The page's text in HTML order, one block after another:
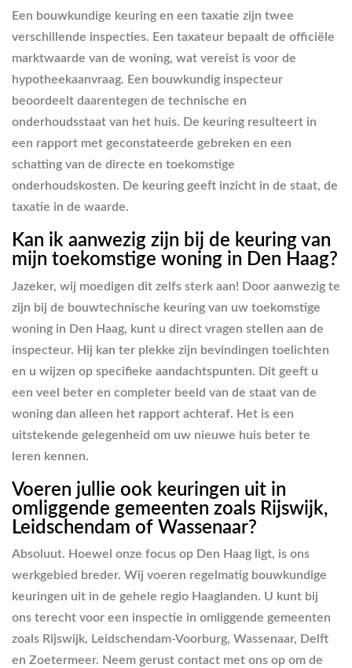
Een bouwkundige keuring en een taxatie zijn twee
verschillende inspecties. Een taxateur bepaalt de officiële
marktwaarde van de woning, wat vereist is voor de
hypotheekaanvraag. Een bouwkundig inspecteur
beoordeelt daarentegen de technische en
onderhoudsstaat van het huis. De keuring resulteert in
een rapport met geconstateerde gebreken en een
schatting van de directe en toekomstige
onderhoudskosten. De keuring geeft inzicht in de staat, de
taxatie in de waarde.
Kan ik aanwezig zijn bij de keuring van
mijn toekomstige woning in Den Haag?
Jazeker, wij moedigen dit zelfs sterk aan! Door aanwezig te
zijn bij de bouwtechnische keuring van uw toekomstige
woning in Den Haag, kunt u direct vragen stellen aan de
inspecteur. Hij kan ter plekke zijn bevindingen toelichten
en u wijzen op specifieke aandachtspunten. Dit geeft u
een veel beter en completer beeld van de staat van de
woning dan alleen het rapport achteraf. Het is een
uitstekende gelegenheid om uw nieuwe huis beter te
leren kennen.
Voeren jullie ook keuringen uit in
omliggende gemeenten zoals Rijswijk,
Leidschendam of Wassenaar?
Absoluut. Hoewel onze focus op Den Haag ligt, is ons
werkgebied breder. Wij voeren regelmatig bouwkundige
keuringen uit in de gehele regio Haaglanden. U kunt bij
ons terecht voor een inspectie in omliggende gemeenten
zoals Rijswijk, Leidschendam-Voorburg, Wassenaar, Delft
en Zoetermeer. Neem gerust contact met ons op om de